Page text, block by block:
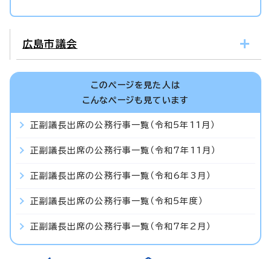
広島市議会
このページを見た人は
こんなページも見ています
正副議長出席の公務行事一覧（令和5年11月）
正副議長出席の公務行事一覧（令和7年11月）
正副議長出席の公務行事一覧（令和6年3月）
正副議長出席の公務行事一覧（令和5年度）
正副議長出席の公務行事一覧（令和7年2月）